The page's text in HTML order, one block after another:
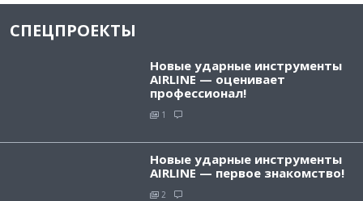
СПЕЦПРОЕКТЫ
Новые ударные инструменты
AIRLINE — оценивает
профессионал!
1
Новые ударные инструменты
AIRLINE — первое знакомство!
2